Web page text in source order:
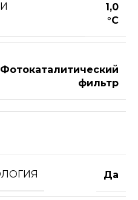
1,0
°С
Фотокаталитический
фильтр
Да